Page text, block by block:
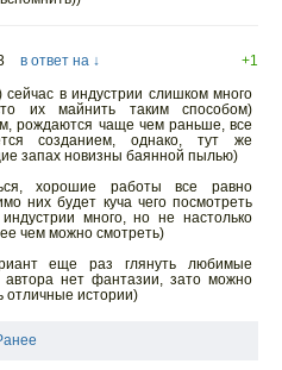
в ответ на ↓
+1
в индустрии слишком много
их майнить таким способом)
рождаются чаще чем раньше, все
созданием, однако, тут же
запах новизны баянной пылью)
хорошие работы все равно
них будет куча чего посмотреть
много, но не настолько
чем можно смотреть)
еще раз глянуть любимые
нет фантазии, зато можно
отличные истории)